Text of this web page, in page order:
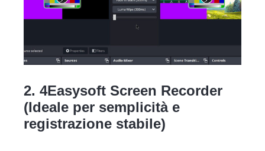
2. 4Easysoft Screen Recorder
(Ideale per semplicità e
registrazione stabile)